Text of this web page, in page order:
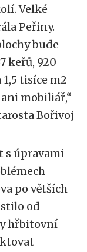
Velké
Peřiny.
bude
keřů, 920
tisíce m2
mobiliář,“
Bořivoj
s úpravami
po větších
od
hřbitovní